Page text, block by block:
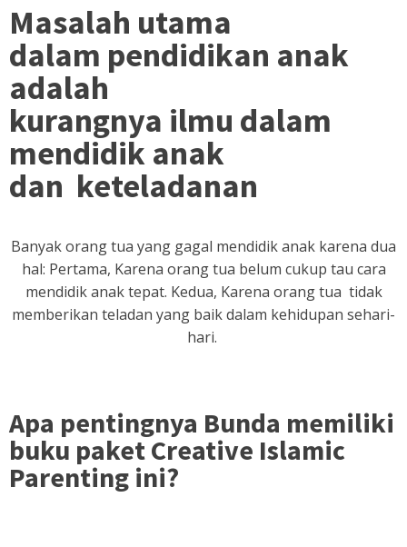
Masalah utama
dalam pendidikan anak
adalah
kurangnya ilmu dalam
mendidik anak
dan keteladanan
Banyak orang tua yang gagal mendidik anak karena dua
hal: Pertama, Karena orang tua belum cukup tau cara
mendidik anak tepat. Kedua, Karena orang tua tidak
memberikan teladan yang baik dalam kehidupan sehari-
hari.
Apa pentingnya Bunda memiliki
buku paket Creative Islamic
Parenting ini?